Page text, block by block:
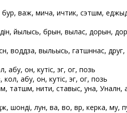
важ, мича, ичӧтик, сэтшӧм,
йылысь, бӧрын, вылас, дорын,
воддза, выльысь, гатшӧннас,
абу, он, кутіс, эг, ог, позьӧ
колӧ, абу, он, кутіс, эг, ог, позьӧ
татшӧм, ниӧти, ставыс, уна, Уналӧн,
шонді, лун, ва, во, вӧр, керка, му,